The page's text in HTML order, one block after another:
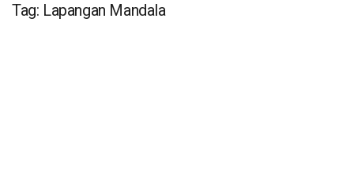
Tag: Lapangan Mandala